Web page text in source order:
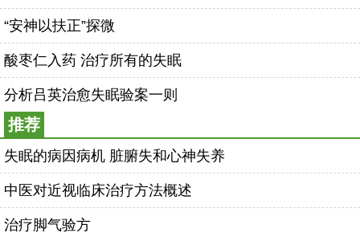
“安神以扶正”探微
酸枣仁入药 治疗所有的失眠
分析吕英治愈失眠验案一则
推荐
失眠的病因病机 脏腑失和心神失养
中医对近视临床治疗方法概述
治疗脚气验方